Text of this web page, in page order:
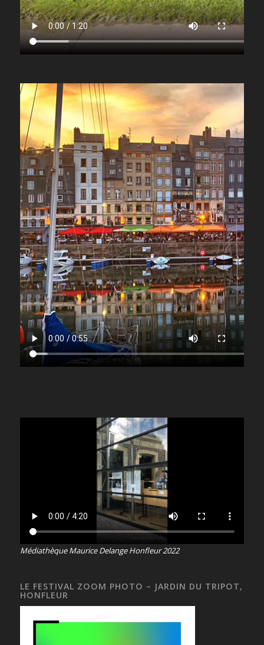
Médiathèque Maurice Delange Honfleur 2022
LE FESTIVAL ZOOM PHOTO – JARDIN DU TRIPOT,
HONFLEUR